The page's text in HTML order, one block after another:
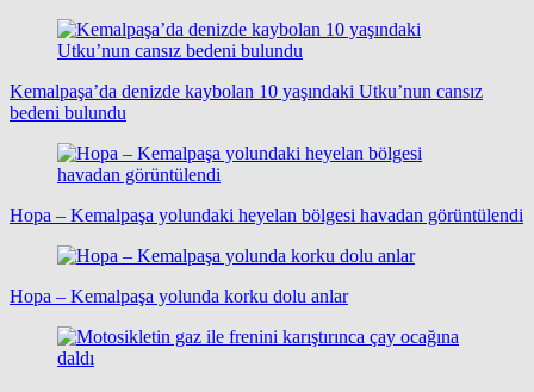
Kemalpaşa’da denizde kaybolan 10 yaşındaki Utku’nun cansız
bedeni bulundu
Hopa – Kemalpaşa yolundaki heyelan bölgesi havadan görüntülendi
Hopa – Kemalpaşa yolunda korku dolu anlar